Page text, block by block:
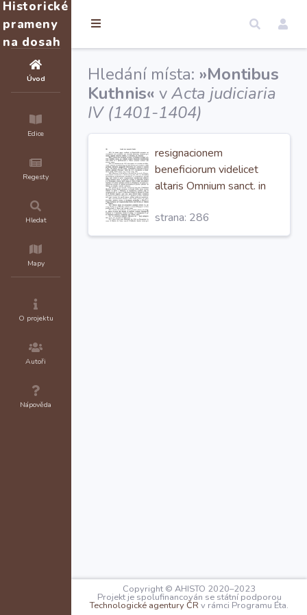
Historické
prameny
na dosah
Úvod
Edice
Regesty
Hledat
Mapy
O projektu
Autoři
Nápověda
Hledání místa: »Montibus
Kuthnis« vActa judiciaria
IV (1401-1404)
resignacionem
beneficiorum videlicet
altaris Omnium sanct. in
Montibus Kuthnis
Wenceslao rectore dicti
strana: 286
Copyright © AHISTO 2020–2023
Projekt je spolufinancován se státní podporou
Technologické agentury ČR v rámci Programu Éta.